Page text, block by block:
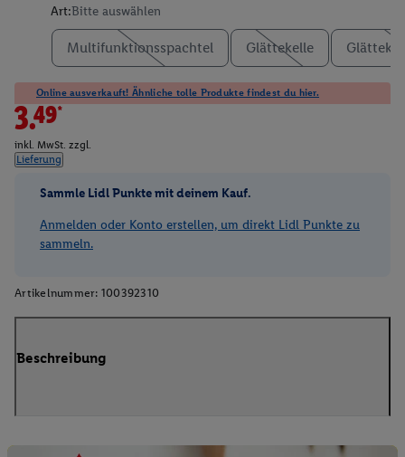
Art:Bitte auswählen
Multifunktionsspachtel Glättekelle
Online ausverkauft! Ähnliche tolle Produkte findest du hier.
3.49*
inkl. MwSt. zzgl.
Lieferung
Sammle Lidl Punkte mit deinem Kauf.
Anmelden oder Konto erstellen, um direkt Lidl Punkte zu
sammeln.
Artikelnummer: 100392310
Beschreibung